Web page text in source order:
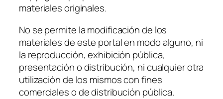
materiales originales.
No se permite la modificación de los
materiales de este portal en modo alguno, ni
la reproducción, exhibición pública,
presentación o distribución, ni cualquier otra
utilización de los mismos con fines
comerciales o de distribución pública.